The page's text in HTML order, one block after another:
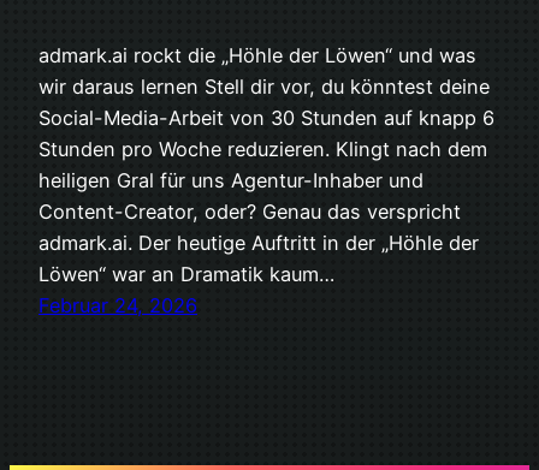
admark.ai rockt die „Höhle der Löwen“ und was
wir daraus lernen Stell dir vor, du könntest deine
Social-Media-Arbeit von 30 Stunden auf knapp 6
Stunden pro Woche reduzieren. Klingt nach dem
heiligen Gral für uns Agentur-Inhaber und
Content-Creator, oder? Genau das verspricht
admark.ai. Der heutige Auftritt in der „Höhle der
Löwen“ war an Dramatik kaum…
Februar 24, 2026